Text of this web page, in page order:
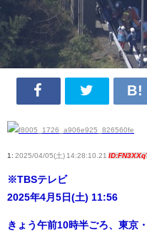
1: 2025/04/05(土) 14:28:10.21
※TBSテレビ
2025年4月5日(土) 11:56
きょう午前10時半ごろ、東京